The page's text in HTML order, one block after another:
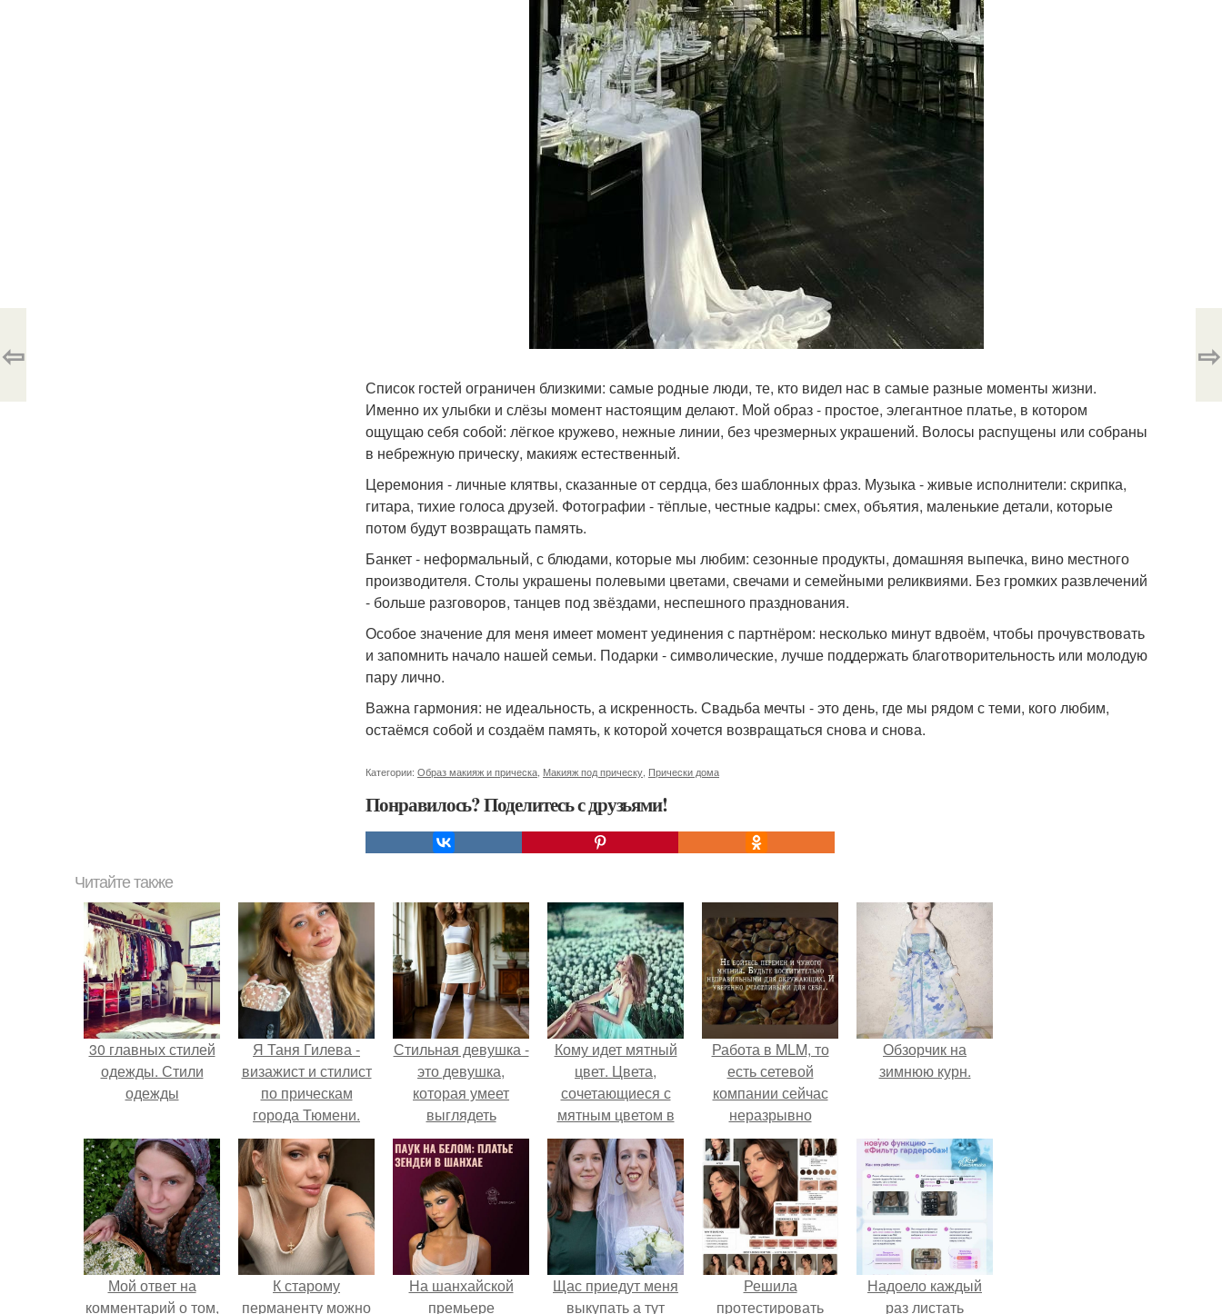
Список гостей ограничен близкими: самые родные люди, те, кто видел нас в самые разные моменты жизни.
Именно их улыбки и слёзы момент настоящим делают. Мой образ - простое, элегантное платье, в котором
ощущаю себя собой: лёгкое кружево, нежные линии, без чрезмерных украшений. Волосы распущены или собраны
в небрежную прическу, макияж естественный.
Церемония - личные клятвы, сказанные от сердца, без шаблонных фраз. Музыка - живые исполнители: скрипка,
гитара, тихие голоса друзей. Фотографии - тёплые, честные кадры: смех, объятия, маленькие детали, которые
потом будут возвращать память.
Банкет - неформальный, с блюдами, которые мы любим: сезонные продукты, домашняя выпечка, вино местного
производителя. Столы украшены полевыми цветами, свечами и семейными реликвиями. Без громких развлечений
- больше разговоров, танцев под звёздами, неспешного празднования.
Особое значение для меня имеет момент уединения с партнёром: несколько минут вдвоём, чтобы прочувствовать
и запомнить начало нашей семьи. Подарки - символические, лучше поддержать благотворительность или молодую
пару лично.
Важна гармония: не идеальность, а искренность. Свадьба мечты - это день, где мы рядом с теми, кого любим,
остаёмся собой и создаём память, к которой хочется возвращаться снова и снова.
Категории: Образ макияж и прическа Макияж под прическу Прически дома
Понравилось? Поделитесь с друзьями!
⇦ ⇨
Читайте также
30 главных стилей
одежды. Стили
одежды
Я Таня Гилева -
визажист и стилист
по прическам
города Тюмени.
Стильная девушка -
это девушка,
которая умеет
выглядеть
привлекательно и
элегантно в любои
ситуации.
Кому идет мятный
цвет. Цвета,
сочетающиеся с
мятным цветом в
одежде
Работа в MLM, то
есть сетевой
компании сейчас
неразрывно
связана с создание
своего контента,
своей страницы в
соц сетях.
Обзорчик на
зимнюю курн.
Мой ответ на
комментарий о том,
К старому
перманенту можно
На шанхайской
премьере
Щас приедут меня
выкупать а тут
Решила
протестировать
Надоело каждый
раз листать